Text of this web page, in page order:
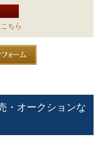
ちら
・オークションな